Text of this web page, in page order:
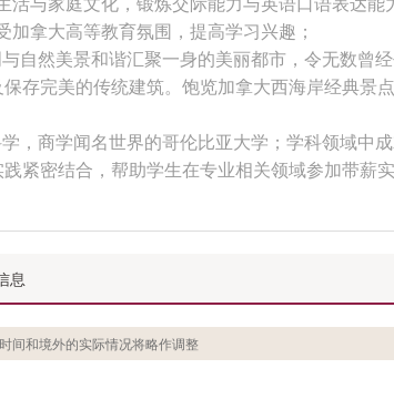
拿大高等教育氛围，提高学习兴趣；
自然美景和谐汇聚一身的美丽都市，令无数曾
存完美的传统建筑。饱览加拿大西海岸经典景
，商学闻名世界的哥伦比亚大学；学科领域中
紧密结合，帮助学生在专业相关领域参加带薪
息
间和境外的实际情况将略作调整